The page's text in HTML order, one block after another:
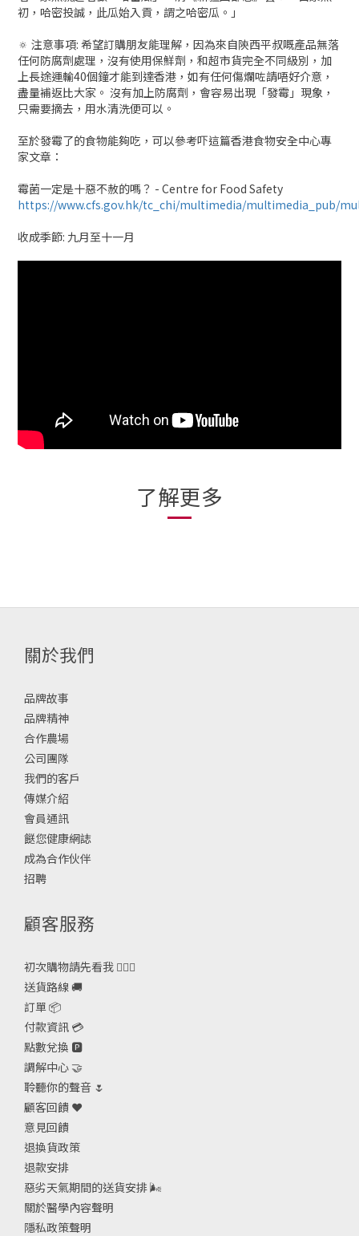
初，哈密投誠，此瓜始入貢，謂之哈密瓜。」
🔅 注意事項: 希望訂購朋友能理解，因為來自陝西平叔嘅產品無落
任何防腐劑處理，沒有使用保鮮劑，和超市貨完全不同級別，加
上長途運輸40個鐘才能到達香港，如有任何傷爛咗請唔好介意，
盡量補返比大家。 沒有加上防腐劑，會容易出現「發霉」現象，
只需要摘去，用水清洗便可以。
至於發霉了的食物能夠吃，可以參考吓這篇香港食物安全中心專
家文章：
霉菌一定是十惡不赦的嗎？ - Centre for Food Safety
https://www.cfs.gov.hk/tc_chi/multimedia/multimedia_pub/
收成季節: 九月至十一月
了解更多
關於我們
品牌故事
品牌精神
合作農場
公司團隊
我們的客戶
傳媒介紹
會員通訊
餸您健康網誌
成為合作伙伴
招聘
顧客服務
初次購物請先看我 🙋🏻‍♀️
送貨路線 🚚
訂單 📦
付款資訊 💳
點數兌換 🅿️
調解中心 🤝
聆聽你的聲音 🌷
顧客回饋 ❤️
意見回饋
退換貨政策
退款安排
惡劣天氣期間的送貨安排🌬
關於醫學內容聲明
隱私政策聲明